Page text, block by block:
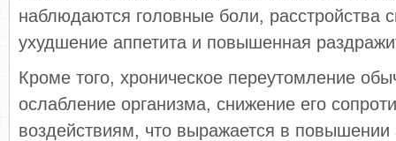
наблюдаются головные боли, расстройства
ухудшение аппетита и повышенная
Кроме того, хроническое переутомление
ослабление организма, снижение его
воздействиям, что выражается в повышении